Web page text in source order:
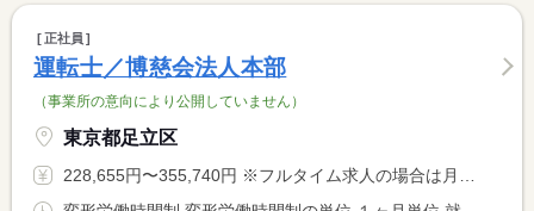
正社員
運転士／博慈会法人本部
（事業所の意向により公開していません）
東京都足立区
228,655円〜355,740円 ※フルタイム求人の場合は月額（換算額）、パート求人の場合は時間額を表示しています。